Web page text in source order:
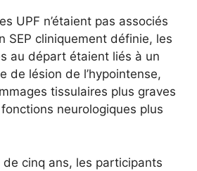
UPF n’étaient pas associés
SEP cliniquement définie, les
au départ étaient liés à un
de lésion de l’hypointense,
tissulaires plus graves
neurologiques plus
cinq ans, les participants